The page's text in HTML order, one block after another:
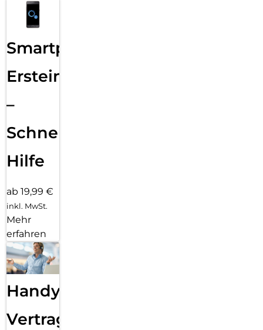
Smartphone
Ersteinrichtung
–
Schnelle
Hilfe
ab 19,99 €
inkl. MwSt.
Mehr
erfahren
Handy
Vertragsabwicklung